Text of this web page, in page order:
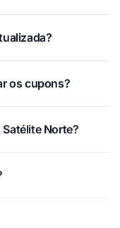
os cupons?
Norte?